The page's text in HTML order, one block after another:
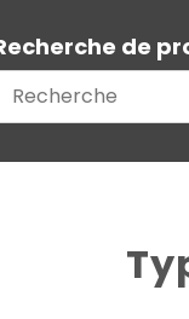
de